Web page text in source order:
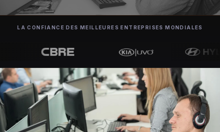
LA CONFIANCE DES MEILLEURES ENTREPRISES MONDIALES